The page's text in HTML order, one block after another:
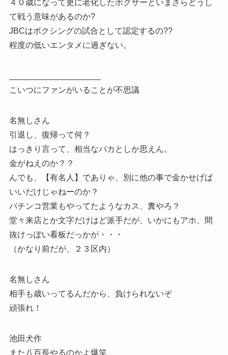
４０歳になって更に老化したボクサーといまさらどうし
て戦う意味があるのか?
JBCはボクシングの試合として認定するの??
程度の低いエンタメに過ぎない。
こいつにファンがいることが不思議
名無しさん
引退し、復帰って何？
はっきり言って、相当なバカとしか思えん。
金がねえのか？？
んでも、【有名人】でありゃ、別に他の事で金かせげば
いいだけじゃねーのか？
パチンコ営業もやってたようなカス、糞やろ？
堂々来店とか文字だけはど派手だが、いかにもアホ、間
抜けっぽい看板だっかが・・・
（かなり前だが、２３区内）
名無しさん
相手も歳いってるんだから、負けられないぞ
頑張れ！
池田犬作
また八百長やるのかよ爆笑